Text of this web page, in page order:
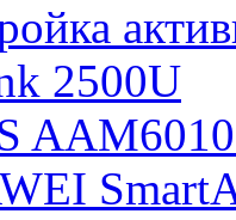
2500U